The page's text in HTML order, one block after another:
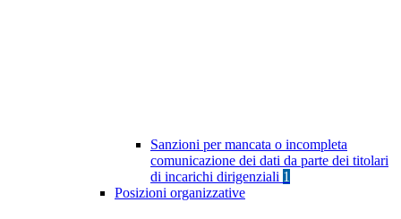
Sanzioni per mancata o incompleta
comunicazione dei dati da parte dei titolari
di incarichi dirigenziali 1
Posizioni organizzative